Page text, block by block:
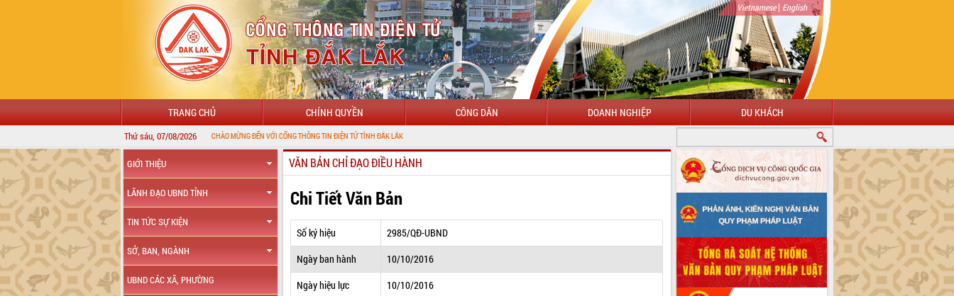
Vietnamese| English
TRANG CHỦ CHÍNH QUYỀN CÔNG DÂN DOANH NGHIỆP DU KHÁCH
Thứ sáu, 07/08/2026 CHÀO MỪNG ĐẾN VỚI CỔNG THÔNG TIN ĐIỆN TỬ TỈNH ĐẮK LẮK
GIỚI THIỆU
LÃNH ĐẠO UBND TỈNH
TIN TỨC SỰ KIỆN
SỞ, BAN, NGÀNH
UBND CÁC XÃ, PHƯỜNG
VĂN BẢN CHỈ ĐẠO ĐIỀU HÀNH
Chi Tiết Văn Bản
Số ký hiệu
2985/QĐ-UBND
Ngày ban hành
10/10/2016
Ngày hiệu lực
10/10/2016